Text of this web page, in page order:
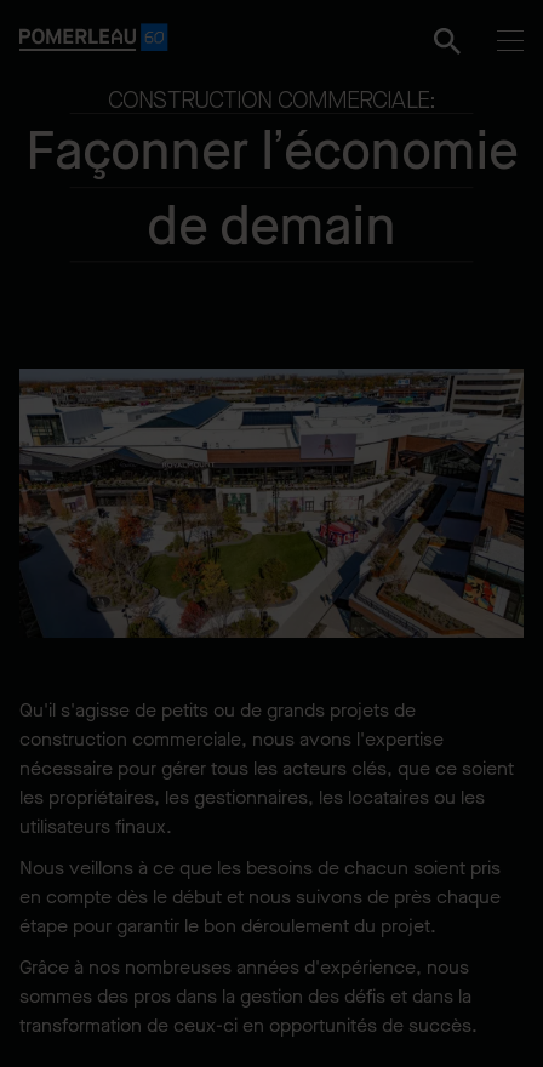
CONSTRUCTION COMMERCIALE:
Façonner l’économie
de demain
Qu'il s'agisse de petits ou de grands projets de
construction commerciale, nous avons l'expertise
nécessaire pour gérer tous les acteurs clés, que ce soient
les propriétaires, les gestionnaires, les locataires ou les
utilisateurs finaux.
Nous veillons à ce que les besoins de chacun soient pris
en compte dès le début et nous suivons de près chaque
étape pour garantir le bon déroulement du projet.
Grâce à nos nombreuses années d'expérience, nous
sommes des pros dans la gestion des défis et dans la
transformation de ceux-ci en opportunités de succès.